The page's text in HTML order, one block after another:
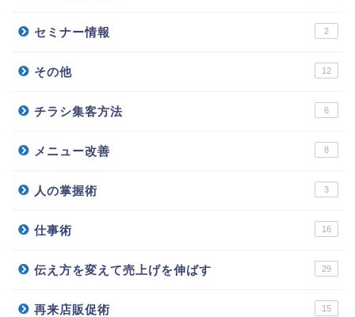
セミナー情報 2
その他 12
チラシ集客方法 6
メニュー改善 8
人の掌握術 3
仕事術 16
伝え方を変えて売上げを伸ばす 29
再来店販促術 15